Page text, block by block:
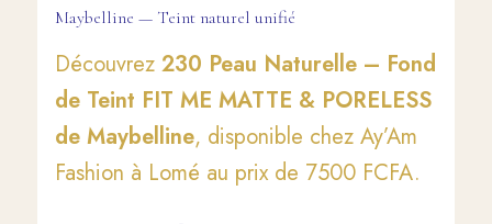
Maybelline — Teint naturel unifié
Découvrez 230 Peau Naturelle – Fond
de Teint FIT ME MATTE & PORELESS
de Maybelline, disponible chez Ay’Am
Fashion à Lomé au prix de 7500 FCFA.